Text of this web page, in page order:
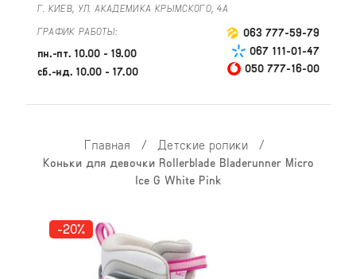
Г. КИЕВ, УЛ. АКАДЕМИКА КРЫМСКОГО, 4А
ГРАФИК РАБОТЫ:
пн.-пт. 10.00 - 19.00
сб.-нд. 10.00 - 17.00
063 777-59-79
067 111-01-47
050 777-16-00
Главная / Детские ролики /
Коньки для девочки Rollerblade Bladerunner Micro
Ice G White Pink
-20%